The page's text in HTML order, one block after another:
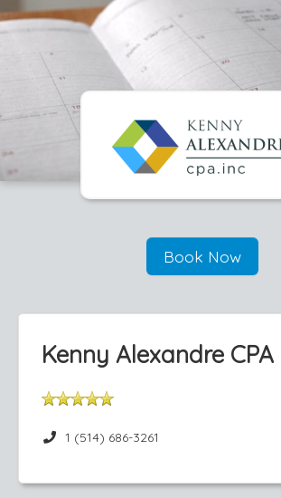
Book Now
Kenny Alexandre CPA
1 (514) 686-3261